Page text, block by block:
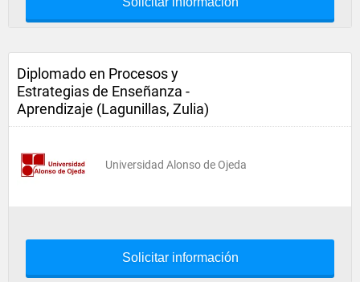
Diplomado en Procesos y
Estrategias de Enseñanza -
Aprendizaje (Lagunillas, Zulia)
Universidad Alonso de Ojeda
Solicitar información